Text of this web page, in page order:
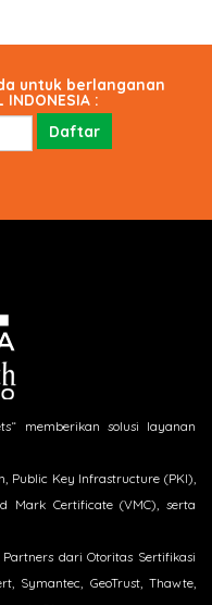
untuk berlanganan
:
memberikan solusi layanan
Public Key Infrastructure (PKI),
Mark Certificate (VMC), serta
dari Otoritas Sertifikasi
Symantec, GeoTrust, Thawte,